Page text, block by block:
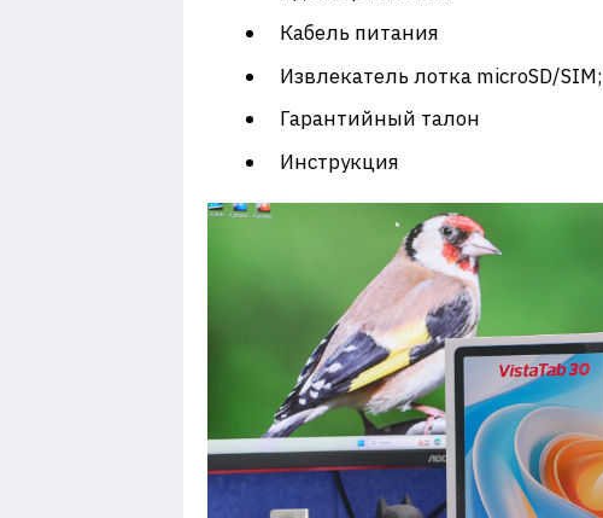
Кабель питания
Извлекатель лотка microSD/SIM;
Гарантийный талон
Инструкция